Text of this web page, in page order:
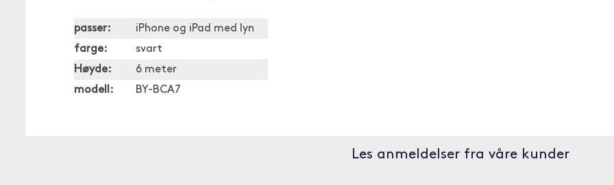
passer:
iPhone og iPad med lyn
farge:
svart
Høyde:
6 meter
modell:
BY-BCA7
Les anmeldelser fra våre kunder